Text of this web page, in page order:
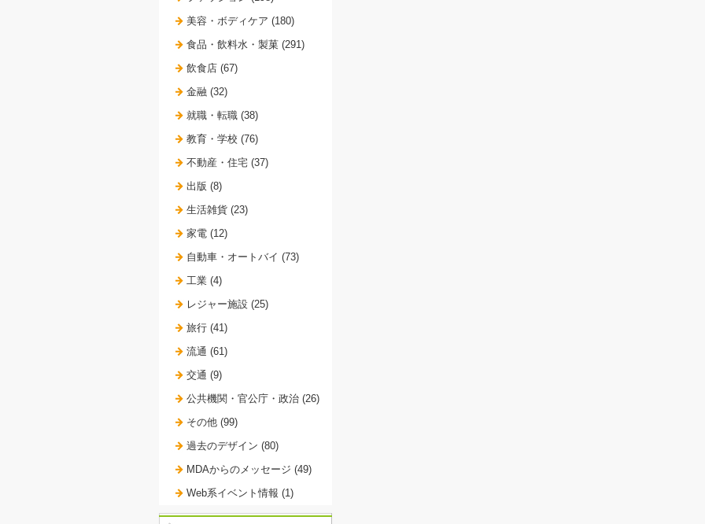
美容・ボディケア (180)
食品・飲料水・製菓 (291)
飲食店 (67)
金融 (32)
就職・転職 (38)
教育・学校 (76)
不動産・住宅 (37)
出版 (8)
生活雑貨 (23)
家電 (12)
自動車・オートバイ (73)
工業 (4)
レジャー施設 (25)
旅行 (41)
流通 (61)
交通 (9)
公共機関・官公庁・政治 (26)
その他 (99)
過去のデザイン (80)
MDAからのメッセージ (49)
Web系イベント情報 (1)